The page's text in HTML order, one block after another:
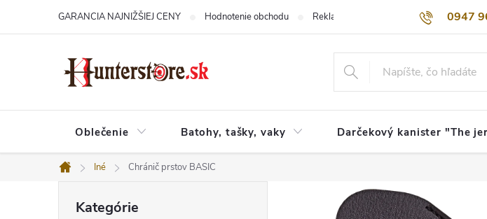
0947
GARANCIA NAJNIŽŠIEJ CENY Hodnotenie obchodu Reklamačný poriadok Obchodné
Oblečenie Batohy, tašky, vaky Darčekový kanister "The
Domov
Iné Chránič prstov BASIC
kategórie
Kategórie